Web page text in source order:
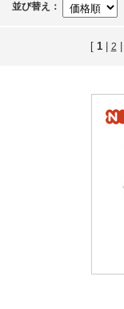
並び替え：
[ 1| 2